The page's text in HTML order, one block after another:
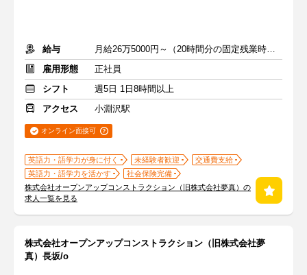
給与
月給26万5000円～（20時間分の固定残業時間代を含む）
雇用形態
正社員
シフト
週5日 1日8時間以上
アクセス
小淵沢駅
オンライン面接可
英語力・語学力が身に付く 未経験者歓迎
交通費支給
英語力・語学力を活かす
社会保険完備
株式会社オープンアップコンストラクション（旧株式会社夢真）の
求人一覧を見る
株式会社オープンアップコンストラクション（旧株式会社夢
真）長坂/o